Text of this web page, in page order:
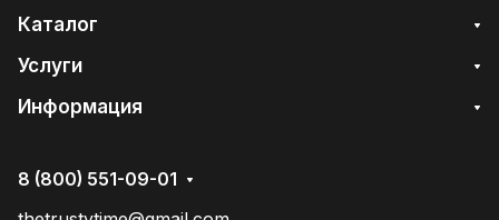
Каталог
Услуги
Информация
8 (800) 551-09-01